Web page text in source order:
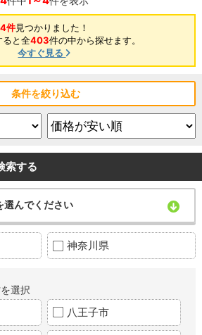
4件見つかりました！
ると全403件の中から探せます。
今すぐ見る
条件を絞り込む
索する
選んでください
神奈川県
選択
八王子市